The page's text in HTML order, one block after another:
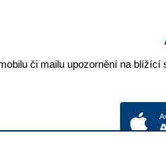
či mailu upozornění na